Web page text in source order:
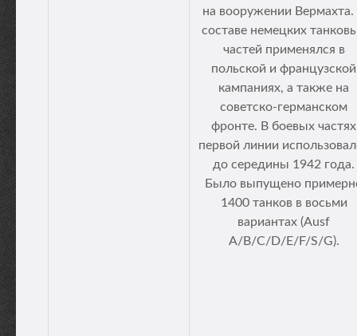
на вооружении Вермахта.
составе немецких
частей применялся в
польской и французской
кампаниях, а также на
советско-германском
фронте. В боевых частях
первой линии
до середины 1942 года.
Было выпущено
1400 танков в восьми
вариантах (Ausf
A/B/C/D/E/F/S/G).